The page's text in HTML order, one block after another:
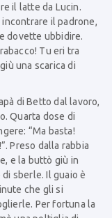
il latte da Lucin.
il padrone,
dovette ubbidire.
Tu eri tra
una scarica di
di Betto dal lavoro,
Quarta dose di
“Ma basta!
Preso dalla rabbia
e la buttò giù in
sberle. Il guaio è
che gli si
Per fortuna la